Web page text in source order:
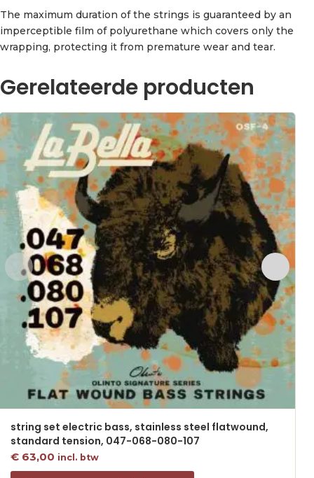
The maximum duration of the strings is guaranteed by an
imperceptible film of polyurethane which covers only the
wrapping, protecting it from premature wear and tear.
Gerelateerde producten
string set electric bass, stainless steel flatwound,
standard tension, 047-068-080-107
€63,00 incl. btw